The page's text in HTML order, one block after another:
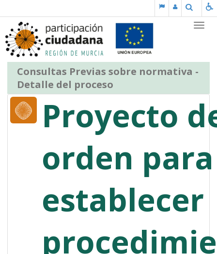
Buscar
Consultas Previas sobre normativa -
Detalle del proceso
Proyecto
orden para
establecer